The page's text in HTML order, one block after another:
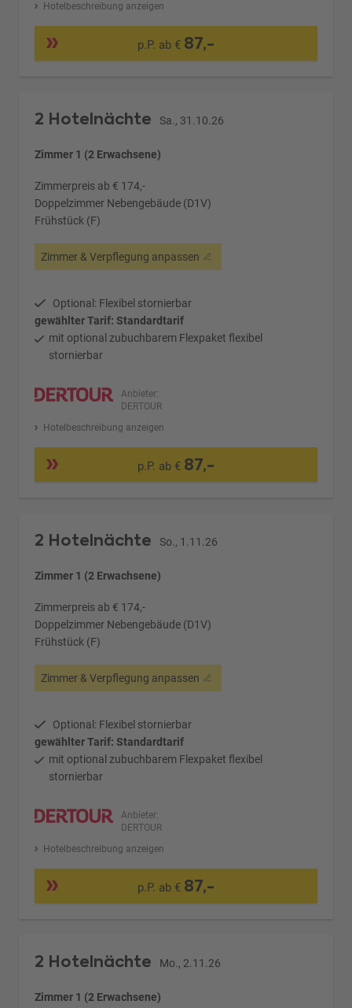
Hotelbeschreibung anzeigen
p.P. ab € 87,-
2 Hotelnächte Sa., 31.10.26
Zimmer 1 (2 Erwachsene)
Zimmerpreis ab € 174,-
Doppelzimmer Nebengebäude (D1V)
Frühstück (F)
Zimmer & Verpflegung anpassen
Optional: Flexibel stornierbar
gewählter Tarif: Standardtarif
mit optional zubuchbarem Flexpaket flexibel
stornierbar
Anbieter:
DERTOUR
Hotelbeschreibung anzeigen
p.P. ab € 87,-
2 Hotelnächte So., 1.11.26
Zimmer 1 (2 Erwachsene)
Zimmerpreis ab € 174,-
Doppelzimmer Nebengebäude (D1V)
Frühstück (F)
Zimmer & Verpflegung anpassen
Optional: Flexibel stornierbar
gewählter Tarif: Standardtarif
mit optional zubuchbarem Flexpaket flexibel
stornierbar
Anbieter:
DERTOUR
Hotelbeschreibung anzeigen
p.P. ab € 87,-
2 Hotelnächte Mo., 2.11.26
Zimmer 1 (2 Erwachsene)